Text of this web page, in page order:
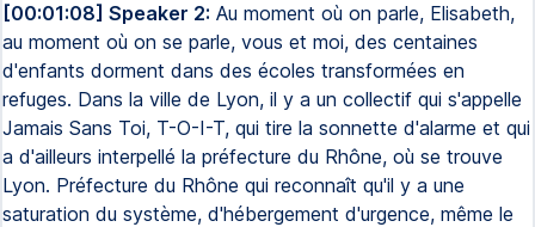
[00:01:08] Speaker 2: Au moment où on parle, Elisabeth,
au moment où on se parle, vous et moi, des centaines
d'enfants dorment dans des écoles transformées en
refuges. Dans la ville de Lyon, il y a un collectif qui s'appelle
Jamais Sans Toi, T-O-I-T, qui tire la sonnette d'alarme et qui
a d'ailleurs interpellé la préfecture du Rhône, où se trouve
Lyon. Préfecture du Rhône qui reconnaît qu'il y a une
saturation du système, d'hébergement d'urgence, même le